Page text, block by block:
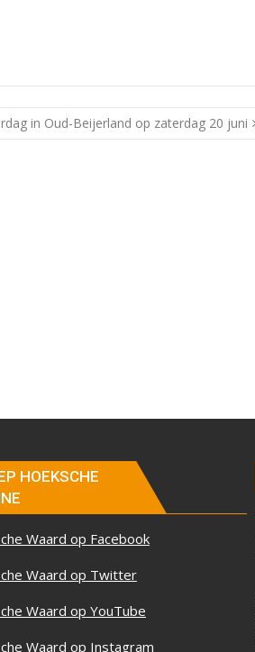
in Oud-Beijerland op zaterdag 20 juni
HOEKSCHE
Waard op Facebook
Waard op Twitter
Waard op YouTube
Waard op Instagram